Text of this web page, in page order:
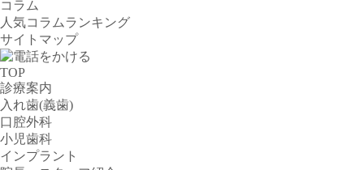
コラム
人気コラムランキング
サイトマップ
TOP
診療案内
入れ歯(義歯)
口腔外科
小児歯科
インプラント